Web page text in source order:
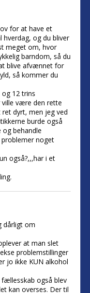
for at have et
og du bliver
meget om, hvor
barndom, så du
blive afvænnet for
så kommer du
12 trins
være den rette
dyrt, men jeg ved
burde også
behandle
noget
også?,,,har i et
dårligt om
at man slet
problemstillinger
jo ikke KUN alkohol
fællesskab også blev
kan overses. Der til